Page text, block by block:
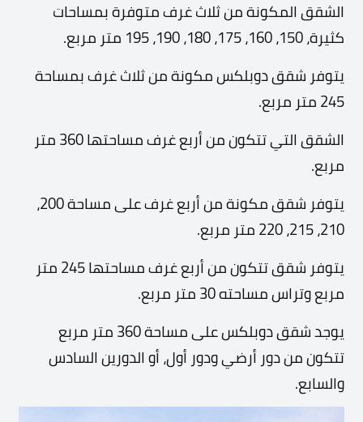
الشقق المكونة من ثلاث غرف متوفرة بمساحات
كثيرة، 150، 160، 175، 180، 190، 195 متر مربع.
يتوفر شقق دوبلكس مكونة من ثلاث غرف بمساحة
245 متر مربع.
الشقق التي تتكون من أربع غرف مساحتها 360 متر
مربع.
يتوفر شقق مكونة من أربع غرف على مساحة 200،
210، 215، 220 متر مربع.
يتوفر شقق تتكون من أربع غرف مساحتها 245 متر
مربع وتراس مساحته 30 متر مربع.
يوجد شقق دوبلكس على مساحة 360 متر مربع
تتكون من دور أرضي ودور أول، أو الدورين السادس
والسابع.